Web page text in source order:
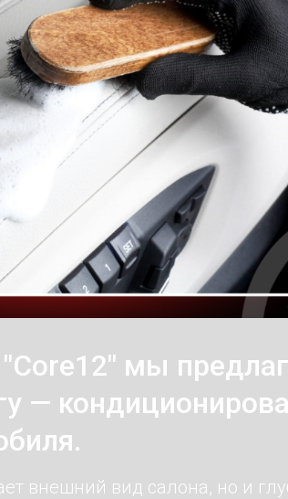
мы
—
внешний вид салона, но и